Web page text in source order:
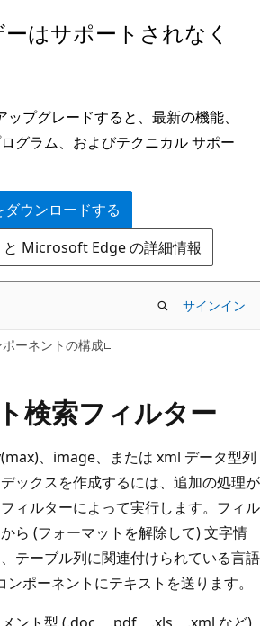
はサポートされなく
プグレードすると、最新の機能、
グラム、およびテクニカル サポー
ウンロードする
Microsoft Edge の詳細情報
サインイン
ーネントの構成
検索フィルター
、image、または xml データ型列
ックスを作成するには、追加の処理が
ィルターによって実行します。フィル
ら (フォーマットを解除して) 文字情
テーブル列に関連付けられている言語
ポーネントにテキストを送ります。
ント型 (.doc、.pdf、.xls、.xml など)